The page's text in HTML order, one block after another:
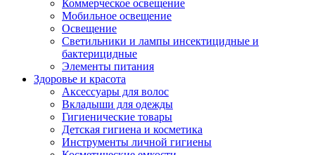
Коммерческое освещение
Мобильное освещение
Освещение
Светильники и лампы инсектицидные и
бактерицидные
Элементы питания
Здоровье и красота
Аксессуары для волос
Вкладыши для одежды
Гигиенические товары
Детская гигиена и косметика
Инструменты личной гигиены